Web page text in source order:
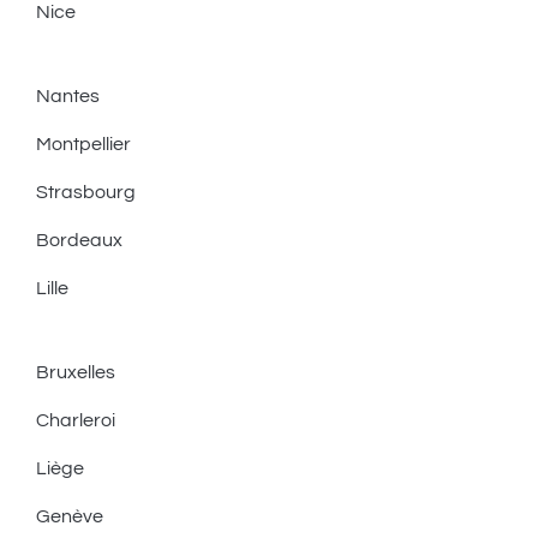
Nice
Nantes
Montpellier
Strasbourg
Bordeaux
Lille
Bruxelles
Charleroi
Liège
Genève